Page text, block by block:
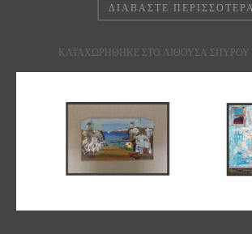
ΔΙΑΒΆΣΤΕ ΠΕΡΙΣΣΌΤΕΡΑ
ΚΑΤΑΧΩΡΉΘΗΚΕ ΣΤΟ ΑΙΘΟΥΣΑ ΣΠΥΡΟΥ